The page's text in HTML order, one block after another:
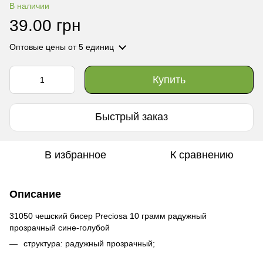
В наличии
39.00 грн
Оптовые цены от 5 единиц
Купить
Быстрый заказ
В избранное К сравнению
Описание
31050 чешский бисер Preciosa 10 грамм радужный
прозрачный сине-голубой
структура: радужный прозрачный;